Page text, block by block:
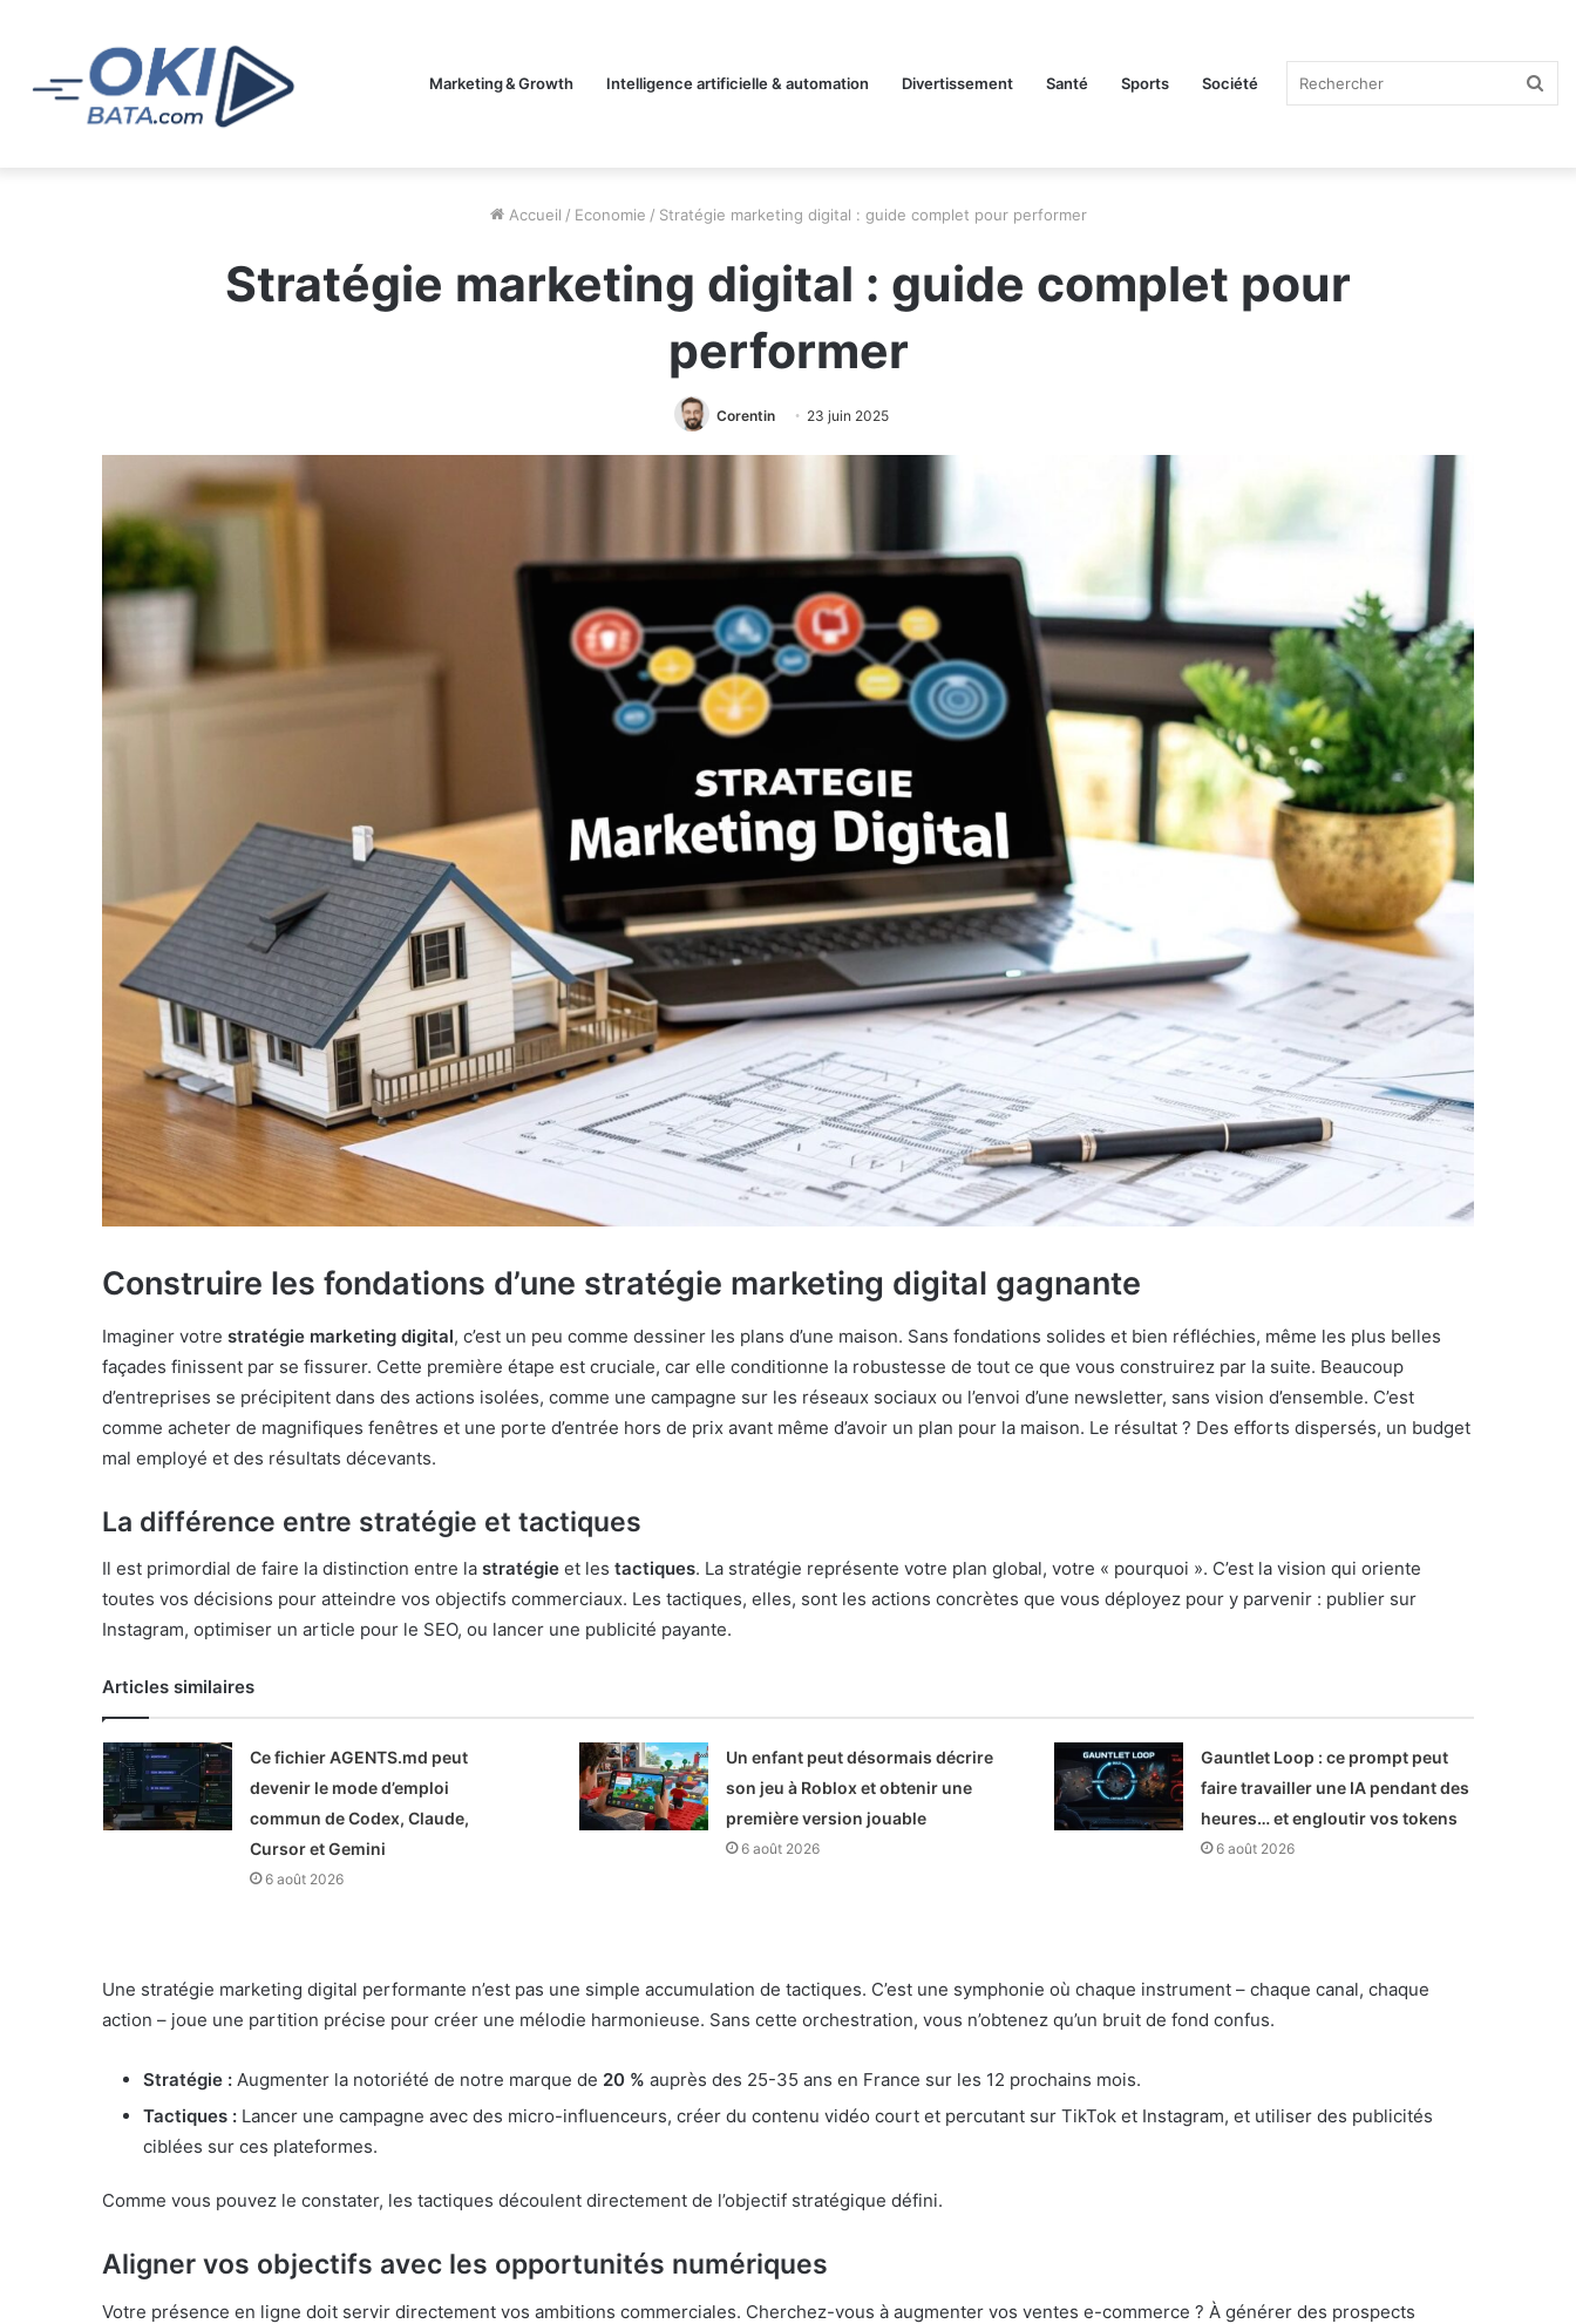
Marketing & Growth Intelligence artificielle & automation Divertissement Santé Sports Société
Accueil / Economie / Stratégie marketing digital : guide complet pour performer
Stratégie marketing digital : guide complet pour
performer
Corentin 23 juin 2025
Construire les fondations d’une stratégie marketing digital gagnante
Imaginer votre stratégie marketing digital, c’est un peu comme dessiner les plans d’une maison. Sans fondations solides et bien réfléchies, même les plus belles
façades finissent par se fissurer. Cette première étape est cruciale, car elle conditionne la robustesse de tout ce que vous construirez par la suite. Beaucoup
d’entreprises se précipitent dans des actions isolées, comme une campagne sur les réseaux sociaux ou l’envoi d’une newsletter, sans vision d’ensemble. C’est
comme acheter de magnifiques fenêtres et une porte d’entrée hors de prix avant même d’avoir un plan pour la maison. Le résultat ? Des efforts dispersés, un budget
mal employé et des résultats décevants.
La différence entre stratégie et tactiques
Il est primordial de faire la distinction entre la stratégie et les tactiques. La stratégie représente votre plan global, votre « pourquoi ». C’est la vision qui oriente
toutes vos décisions pour atteindre vos objectifs commerciaux. Les tactiques, elles, sont les actions concrètes que vous déployez pour y parvenir : publier sur
Instagram, optimiser un article pour le SEO, ou lancer une publicité payante.
Articles similaires
Ce fichier AGENTS.md peut
devenir le mode d’emploi
commun de Codex, Claude,
Cursor et Gemini
6 août 2026
Un enfant peut désormais décrire
son jeu à Roblox et obtenir une
première version jouable
6 août 2026
Gauntlet Loop : ce prompt peut
faire travailler une IA pendant des
heures… et engloutir vos tokens
6 août 2026
Une stratégie marketing digital performante n’est pas une simple accumulation de tactiques. C’est une symphonie où chaque instrument – chaque canal, chaque
action – joue une partition précise pour créer une mélodie harmonieuse. Sans cette orchestration, vous n’obtenez qu’un bruit de fond confus.
Stratégie : Augmenter la notoriété de notre marque de 20 % auprès des 25-35 ans en France sur les 12 prochains mois.
Tactiques : Lancer une campagne avec des micro-influenceurs, créer du contenu vidéo court et percutant sur TikTok et Instagram, et utiliser des publicités
ciblées sur ces plateformes.
Comme vous pouvez le constater, les tactiques découlent directement de l’objectif stratégique défini.
Aligner vos objectifs avec les opportunités numériques
Votre présence en ligne doit servir directement vos ambitions commerciales. Cherchez-vous à augmenter vos ventes e-commerce ? À générer des prospects